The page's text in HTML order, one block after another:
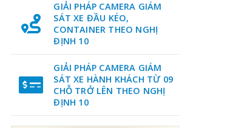
GIẢI PHÁP CAMERA GIÁM
SÁT XE ĐẦU KÉO,
CONTAINER THEO NGHỊ
ĐỊNH 10
GIẢI PHÁP CAMERA GIÁM
SÁT XE HÀNH KHÁCH TỪ 09
CHỖ TRỞ LÊN THEO NGHỊ
ĐỊNH 10